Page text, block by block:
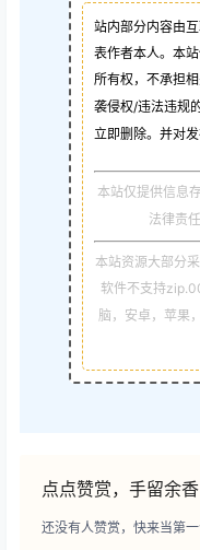
站内部分内容由
表作者本人。本
所有权，不承担
袭侵权/违法违规
立即删除。并对
本站仅提供信息
法律责
本站资源大部分
软件不支持
脑，安卓，苹果
点点赞赏，手留余香
还没有人赞赏，快来当第一